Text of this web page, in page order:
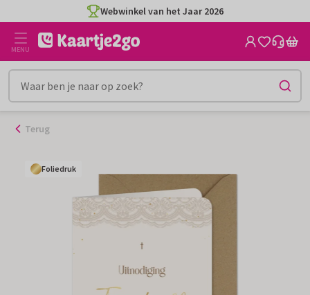
naar
inhoud
Webwinkel van het Jaar 2026
MENU
Terug
Foliedruk
Foliedruk
Foliedruk
Foliedruk
Foliedruk